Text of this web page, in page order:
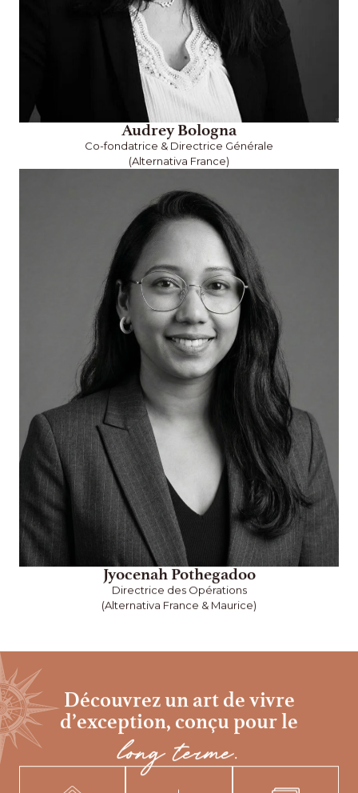
Audrey Bologna
Co-fondatrice & Directrice Générale
(Alternativa France)
Jyocenah Pothegadoo
Directrice des Opérations
(Alternativa France & Maurice)
Découvrez un art de vivre
d’exception, conçu pour le
long terme.